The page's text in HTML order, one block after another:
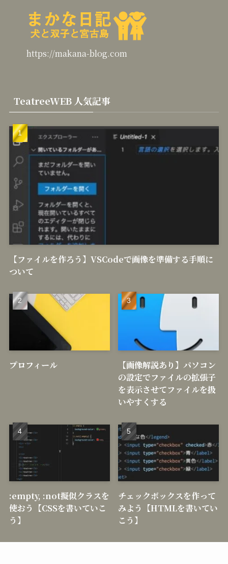
https://makana-blog.com
TeatreeWEB 人気記事
【ファイルを作ろう】VSCodeで画像を準備する手順に
ついて
プロフィール
【画像解説あり】パソコン
の設定でファイルの拡張子
を表示させてファイルを扱
いやすくする
:empty, :not擬似クラスを
使おう【CSSを書いていこ
う】
チェックボックスを作って
みよう【HTMLを書いてい
こう】